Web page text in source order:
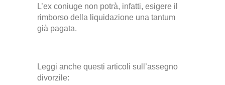
L’ex coniuge non potrà, infatti, esigere il
rimborso della liquidazione una tantum
già pagata.
Leggi anche questi articoli sull’assegno
divorzile: